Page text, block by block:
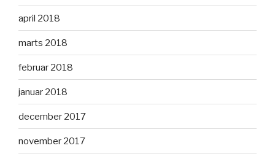
april 2018
marts 2018
februar 2018
januar 2018
december 2017
november 2017